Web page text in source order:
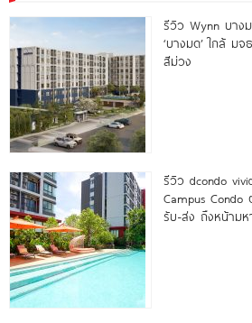
รีวิว Wynn บาง
‘บางมด’ ใกล้ ม
สีม่วง
รีวิว dcondo
Campus
รับ-ส่ง ถึงหน้ามห